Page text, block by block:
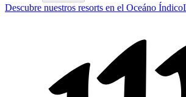
Descubre nuestros resorts en el Oceáno Índico